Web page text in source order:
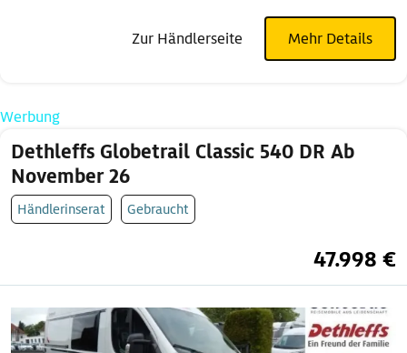
Zur Händlerseite Mehr Details
Werbung
Dethleffs Globetrail Classic 540 DR Ab
November 26
Händlerinserat Gebraucht
47.998 €